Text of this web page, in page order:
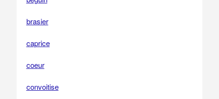
brasier
caprice
coeur
convoitise